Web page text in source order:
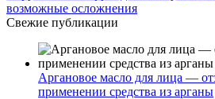
возможные осложнения
Свежие публикации
Аргановое масло для лица —
применении средства из арганы